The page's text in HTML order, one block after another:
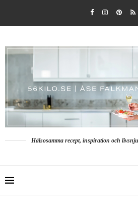
Hälsosamma recept, inspiration och